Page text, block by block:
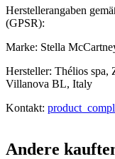
Herstellerangaben
(GPSR):
Marke: Stella
Hersteller: Thélios spa,
Villanova BL, Italy
Kontakt:
Andere